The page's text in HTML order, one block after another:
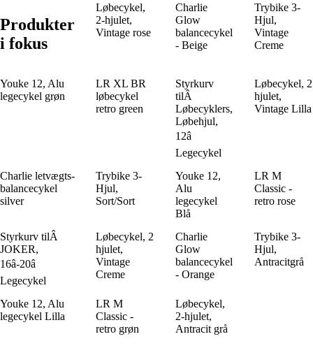
Produkter
i fokus
Løbecykel,
2-hjulet,
Vintage rose
Charlie
Glow
balancecykel
- Beige
Trybike 3-
Hjul,
Vintage
Creme
Youke 12, Alu
legecykel grøn
LR XL BR
løbecykel
retro green
Styrkurv
tilÂ
Løbecyklers,
Løbehjul,
12â
Legecykel
Løbecykel, 2
hjulet,
Vintage Lilla
Charlie letvægts-
balancecykel
silver
Trybike 3-
Hjul,
Sort/Sort
Youke 12,
Alu
legecykel
Blå
LR M
Classic -
retro rose
Styrkurv tilÂ
JOKER,
16â-20â
Legecykel
Løbecykel, 2
hjulet,
Vintage
Creme
Charlie
Glow
balancecykel
- Orange
Trybike 3-
Hjul,
Antracitgrå
Youke 12, Alu
legecykel Lilla
LR M
Classic -
retro grøn
Løbecykel,
2-hjulet,
Antracit grå